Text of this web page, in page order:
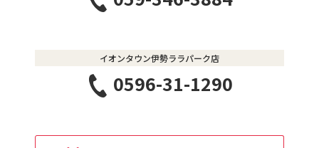
イオンタウン伊勢ララパーク店
0596-31-1290